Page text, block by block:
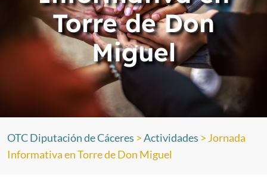
Torre de Don
Miguel
OTC Diputación de Cáceres >Actividades > Jornada
Informativa en Torre de Don Miguel